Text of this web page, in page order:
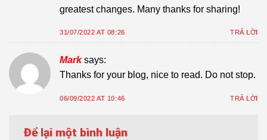
greatest changes. Many thanks for sharing!
31/07/2022 AT 08:26 TRẢ LỜI
Mark says:
Thanks for your blog, nice to read. Do not stop.
06/09/2022 AT 10:46 TRẢ LỜI
Để lại một bình luận